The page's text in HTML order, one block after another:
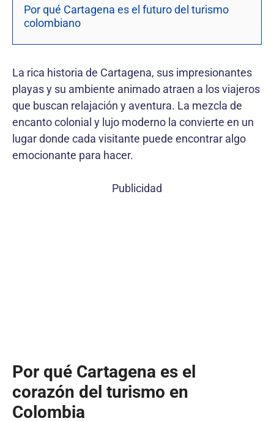
Por qué Cartagena es el futuro del turismo
colombiano
La rica historia de Cartagena, sus impresionantes
playas y su ambiente animado atraen a los viajeros
que buscan relajación y aventura. La mezcla de
encanto colonial y lujo moderno la convierte en un
lugar donde cada visitante puede encontrar algo
emocionante para hacer.
Publicidad
Por qué Cartagena es el
corazón del turismo en
Colombia